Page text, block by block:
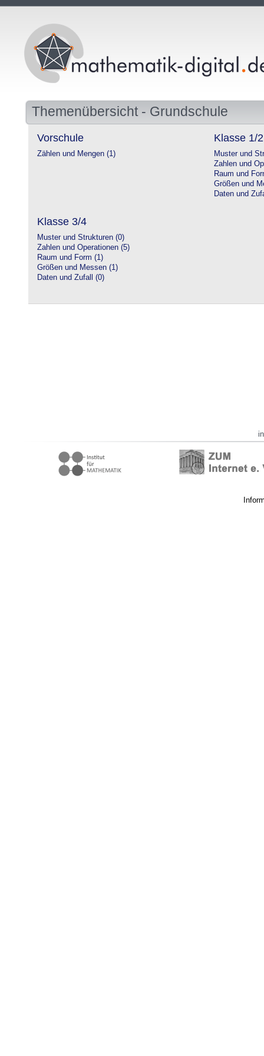
Themenübersicht - Grundschule
Vorschule
Zählen und Mengen (1)
Klasse 1/2
Muster und
Zahlen und
Raum und
Größen und
Daten und
Klasse 3/4
Muster und Strukturen (0)
Zahlen und Operationen (5)
Raum und Form (1)
Größen und Messen (1)
Daten und Zufall (0)